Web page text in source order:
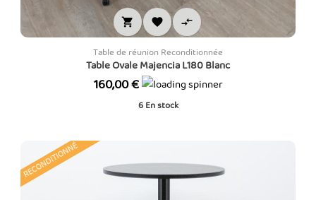
  
Table de réunion Reconditionnée
Table Ovale Majencia L180 Blanc
Prix
160,00 €
6 En stock
RECONDITIONNÉ